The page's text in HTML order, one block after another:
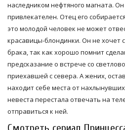
наследником нефтяного магната.
привлекателен. Отец его
это молодой человек не может
красавицы-блондинки. Он не хочет
брака, так как хорошо помнит
предсказание о встрече со
приехавшей с севера. А жених,
находит себе места от
невеста перестала отвечать на
отправиться к ней.